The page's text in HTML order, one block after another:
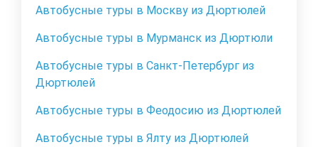
Автобусные туры в Москву из Дюртюлей
Автобусные туры в Мурманск из Дюртюли
Автобусные туры в Санкт-Петербург из
Дюртюлей
Автобусные туры в Феодосию из Дюртюлей
Автобусные туры в Ялту из Дюртюлей